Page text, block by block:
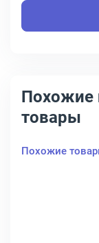
Похожие
товары
Похожие